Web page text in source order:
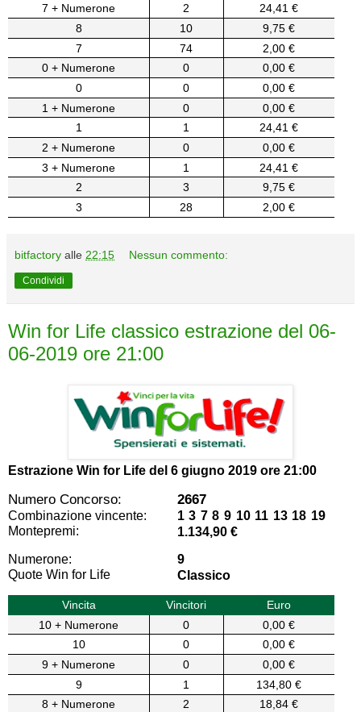
7 + Numerone
2
24,41 €
8
10
9,75 €
7
74
2,00 €
0 + Numerone
0
0,00 €
0
0
0,00 €
1 + Numerone
0
0,00 €
1
1
24,41 €
2 + Numerone
0
0,00 €
3 + Numerone
1
24,41 €
2
3
9,75 €
3
28 2,00 €
bitfactory alle 22:15 Nessun commento:
Condividi
Win for Life classico estrazione del 06-
06-2019 ore 21:00
Estrazione Win for Life del 6 giugno 2019 ore 21:00
Numero Concorso: 2667
Combinazione vincente:
1 3 7 8 9 10 11 13 18 19
Montepremi:
1.134,90 €
Numerone:
9
Quote Win for Life
Classico
Vincita Vincitori
Euro
10 + Numerone
0
0,00 €
10
0
0,00 €
9 + Numerone
0
0,00 €
9
1
134,80 €
8 + Numerone
2
18,84 €